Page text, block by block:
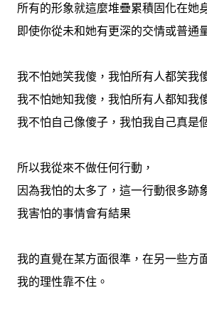
所有的形象就這麼堆疊累積固化在她
即使你從未和她有更深的交情或普通
我不怕她笑我傻，我怕所有人都笑我
我不怕她知我傻，我怕所有人都知我
我不怕自己像傻子，我怕我自己真是
所以我從來不做任何行動，
因為我怕的太多了，這一行動很多跡
我害怕的事情會有結果
我的直覺在某方面很準，在另一些方
我的理性靠不住。